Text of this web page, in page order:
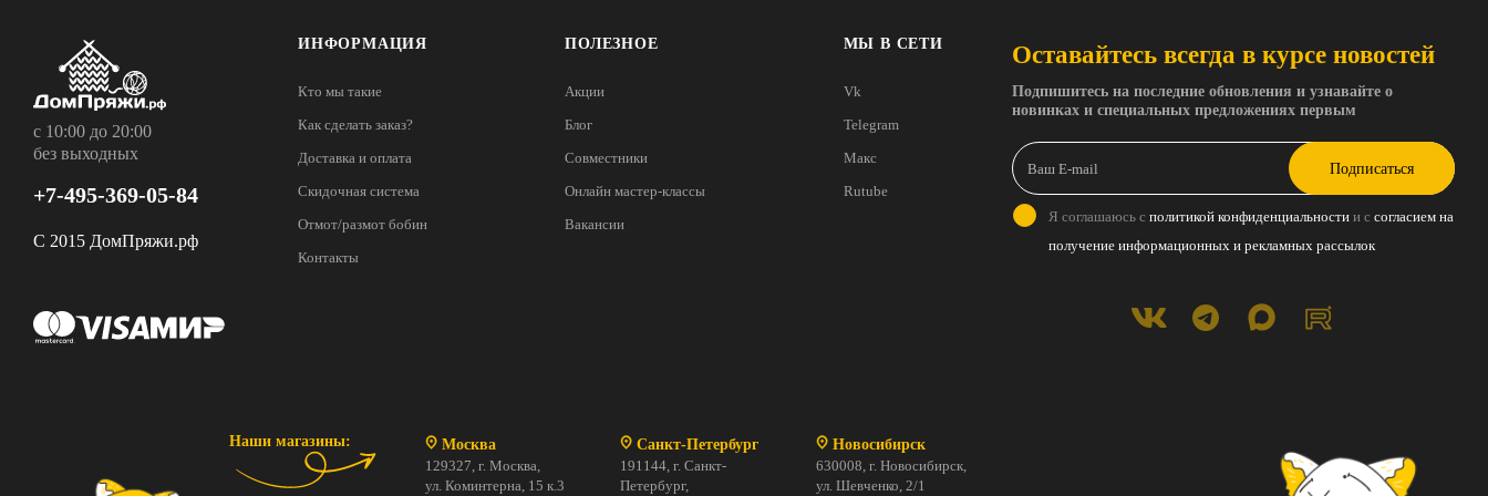
с 10:00 до 20:00
без выходных
+7-495-369-05-84
С 2015 ДомПряжи.рф
ИНФОРМАЦИЯ
Кто мы такие
Как сделать заказ?
Доставка и оплата
Скидочная система
Отмот/размот бобин
Контакты
ПОЛЕЗНОЕ
Акции
Блог
Совместники
Онлайн мастер-классы
Вакансии
МЫ В СЕТИ
Vk
Telegram
Макс
Rutube
Наши магазины:
Москва
129327, г. Москва,
ул. Коминтерна, 15 к.3
Санкт-Петербург
191144, г. Санкт-
Петербург,
Новосибирск
630008, г. Новосибирск,
ул. Шевченко, 2/1
Оставайтесь всегда в курсе новостей
Подпишитесь на последние обновления и узнавайте о
новинках и специальных предложениях первым
Подписаться
Я соглашаюсь с политикой конфиденциальности и с согласием на
получение информационных и рекламных рассылок